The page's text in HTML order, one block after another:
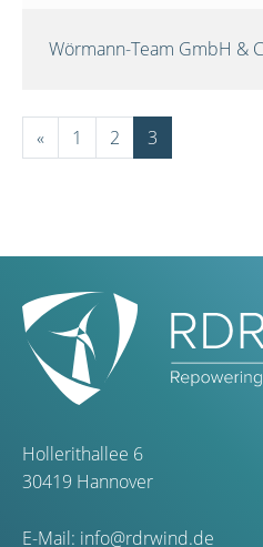
Wörmann-Team GmbH &
« 1 2 3
Hollerithallee 6
30419 Hannover
E-Mail: info@rdrwind.de